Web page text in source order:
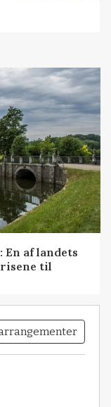
af landets
til